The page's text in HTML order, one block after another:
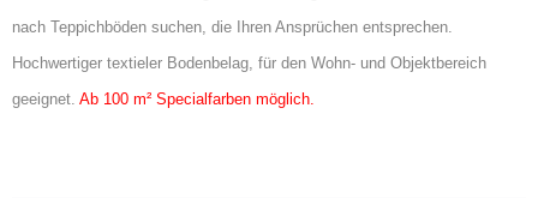
nach Teppichböden suchen, die Ihren Ansprüchen entsprechen.
Hochwertiger textieler Bodenbelag, für den Wohn- und Objektbereich
geeignet. Ab 100 m² Specialfarben möglich.